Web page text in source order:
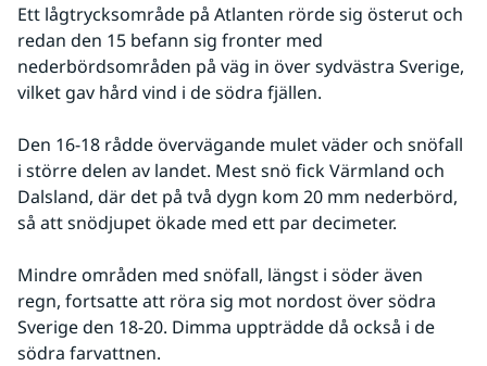
Ett lågtrycksområde på Atlanten rörde sig österut och
redan den 15 befann sig fronter med
nederbördsområden på väg in över sydvästra Sverige,
vilket gav hård vind i de södra fjällen.
Den 16-18 rådde övervägande mulet väder och snöfall
i större delen av landet. Mest snö fick Värmland och
Dalsland, där det på två dygn kom 20 mm nederbörd,
så att snödjupet ökade med ett par decimeter.
Mindre områden med snöfall, längst i söder även
regn, fortsatte att röra sig mot nordost över södra
Sverige den 18-20. Dimma uppträdde då också i de
södra farvattnen.